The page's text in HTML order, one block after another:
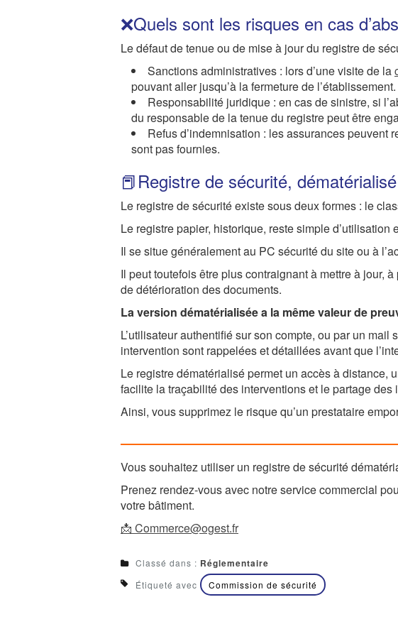
❌Quels sont les risques en cas
Le défaut de tenue ou de mise à jour du registre de
Sanctions administratives : lors d’une visite de la
pouvant aller jusqu’à la fermeture de l’établissement.
Responsabilité juridique : en cas de sinistre, si
du responsable de la tenue du registre peut être
Refus d’indemnisation : les assurances
sont pas fournies.
📕Registre de sécurité,
Le registre de sécurité existe sous deux formes : le
Le registre papier, historique, reste simple
Il se situe généralement au PC sécurité du site ou à
Il peut toutefois être plus contraignant à mettre à jour,
de détérioration des documents.
La version dématérialisée a la même valeur de
L’utilisateur authentifié sur son compte, ou par un
intervention sont rappelées et détaillées avant que
Le registre dématérialisé permet un accès à distance,
facilite la traçabilité des interventions et le partage
Ainsi, vous supprimez le risque qu’un prestataire
Vous souhaitez utiliser un registre de sécurité
Prenez rendez-vous avec notre service commercial
votre bâtiment.
📩 Commerce@ogest.fr
Classé dans : Réglementaire
Étiqueté avec Commission de sécurité